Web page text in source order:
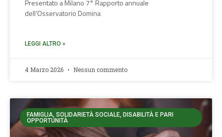
Presentato a Milano 7° Rapporto annuale
dell’Osservatorio Domina
LEGGI ALTRO »
4 Marzo 2026 Nessun commento
FAMIGLIA, SOLIDARIETÀ SOCIALE, DISABILITÀ E PARI
OPPORTUNITÀ